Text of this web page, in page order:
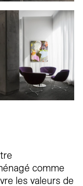
comme
les valeurs de